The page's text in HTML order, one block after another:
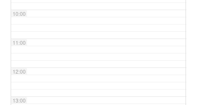
10:00
11:00
12:00
13:00